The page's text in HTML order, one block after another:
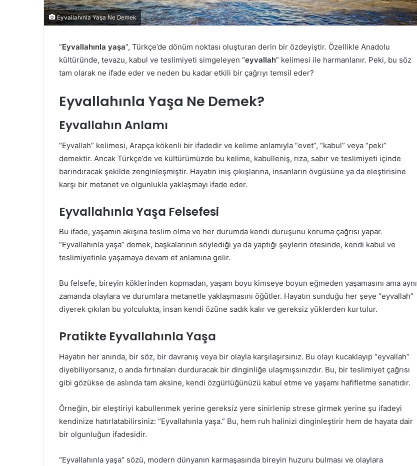
Eyvallahınla Yaşa Ne Demek
“Eyvallahınla yaşa”, Türkçe’de dönüm noktası oluşturan derin bir özdeyiştir. Özellikle Anadolu
kültüründe, tevazu, kabul ve teslimiyeti simgeleyen “eyvallah” kelimesi ile harmanlanır. Peki, bu söz
tam olarak ne ifade eder ve neden bu kadar etkili bir çağrıyı temsil eder?
Eyvallahınla Yaşa Ne Demek?
Eyvallahın Anlamı
“Eyvallah” kelimesi, Arapça kökenli bir ifadedir ve kelime anlamıyla “evet”, “kabul” veya “peki”
demektir. Ancak Türkçe’de ve kültürümüzde bu kelime, kabulleniş, rıza, sabır ve teslimiyeti içinde
barındıracak şekilde zenginleşmiştir. Hayatın iniş çıkışlarına, insanların övgüsüne ya da eleştirisine
karşı bir metanet ve olgunlukla yaklaşmayı ifade eder.
Eyvallahınla Yaşa Felsefesi
Bu ifade, yaşamın akışına teslim olma ve her durumda kendi duruşunu koruma çağrısı yapar.
“Eyvallahınla yaşa” demek, başkalarının söylediği ya da yaptığı şeylerin ötesinde, kendi kabul ve
teslimiyetinle yaşamaya devam et anlamına gelir.
Bu felsefe, bireyin köklerinden kopmadan, yaşam boyu kimseye boyun eğmeden yaşamasını ama aynı
zamanda olaylara ve durumlara metanetle yaklaşmasını öğütler. Hayatın sunduğu her şeye “eyvallah”
diyerek çıkılan bu yolculukta, insan kendi özüne sadık kalır ve gereksiz yüklerden kurtulur.
Pratikte Eyvallahınla Yaşa
Hayatın her anında, bir söz, bir davranış veya bir olayla karşılaşırsınız. Bu olayı kucaklayıp “eyvallah”
diyebiliyorsanız, o anda fırtınaları durduracak bir dinginliğe ulaşmışsınızdır. Bu, bir teslimiyet çağrısı
gibi gözükse de aslında tam aksine, kendi özgürlüğünüzü kabul etme ve yaşamı hafifletme sanatıdır.
Örneğin, bir eleştiriyi kabullenmek yerine gereksiz yere sinirlenip strese girmek yerine şu ifadeyi
kendinize hatırlatabilirsiniz: “Eyvallahınla yaşa.” Bu, hem ruh halinizi dinginleştirir hem de hayata dair
bir olgunluğun ifadesidir.
“Eyvallahınla yaşa” sözü, modern dünyanın karmaşasında bireyin huzuru bulması ve olaylara